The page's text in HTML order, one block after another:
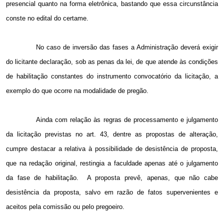
presencial quanto na forma eletrônica, bastando que essa circunstância
conste no edital do certame.
No caso de inversão das fases a Administração deverá exigir
do licitante declaração, sob as penas da lei, de que atende às condições
de habilitação constantes do instrumento convocatório da licitação, a
exemplo do que ocorre na modalidade de pregão.
Ainda com relação às regras de processamento e julgamento
da licitação previstas no art. 43, dentre as propostas de alteração,
cumpre destacar a relativa à possibilidade de desistência de proposta,
que na redação original, restingia a faculdade apenas até o julgamento
da fase de habilitação.
A proposta prevê, apenas, que não cabe
desistência da proposta, salvo em razão de fatos supervenientes e
aceitos pela comissão ou pelo pregoeiro.